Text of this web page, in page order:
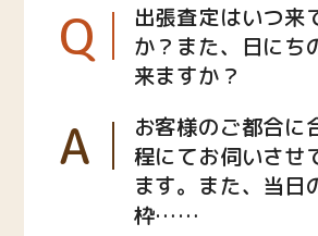
Q
出張査定はいつ来
か？また、日にち
来ますか？
A
お客様のご都合に
程にてお伺いさせ
ます。また、当日
枠……